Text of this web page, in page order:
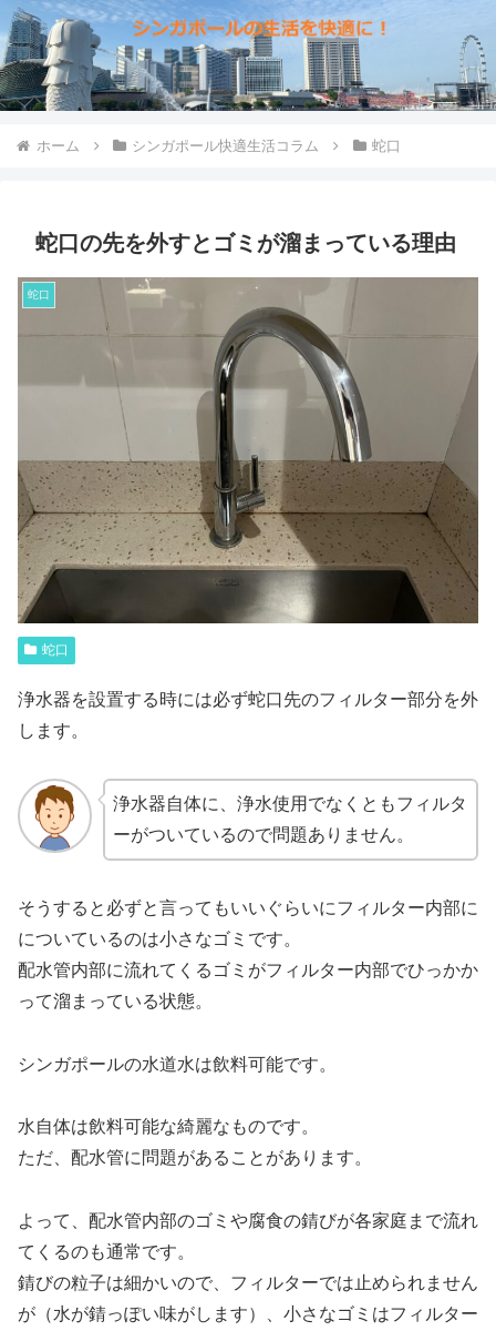
ホーム シンガポール快適生活コラム 蛇口
蛇口の先を外すとゴミが溜まっている理由
蛇口
蛇口
浄水器を設置する時には必ず蛇口先のフィルター部分を外
します。
浄水器自体に、浄水使用でなくともフィルタ
ーがついているので問題ありません。
そうすると必ずと言ってもいいぐらいにフィルター内部に
についているのは小さなゴミです。
配水管内部に流れてくるゴミがフィルター内部でひっかか
って溜まっている状態。
シンガポールの水道水は飲料可能です。
水自体は飲料可能な綺麗なものです。
ただ、配水管に問題があることがあります。
よって、配水管内部のゴミや腐食の錆びが各家庭まで流れ
てくるのも通常です。
錆びの粒子は細かいので、フィルターでは止められません
が（水が錆っぽい味がします）、小さなゴミはフィルター